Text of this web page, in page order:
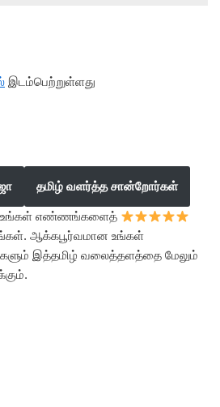
இடம்பெற்றுள்ளது
தமிழ் வளர்த்த சான்றோர்கள்
உங்கள் எண்ணங்களைத்
ஆக்கபூர்வமான உங்கள்
இத்தமிழ் வலைத்தளத்தை மேலும்